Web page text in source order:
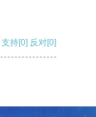
支持[0] 反对[0]